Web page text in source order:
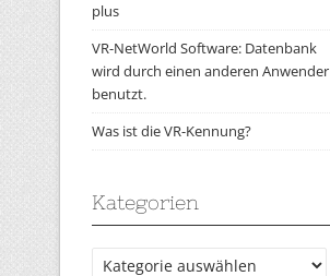
plus
VR-NetWorld Software: Datenbank
wird durch einen anderen Anwender
benutzt.
Was ist die VR-Kennung?
Kategorien
Kategorien